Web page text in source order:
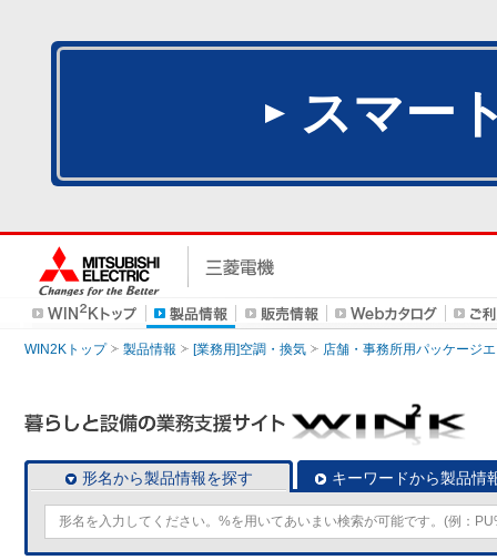
スマー
WIN2Kトップ 製品情報 [業務用]空調・換気 店舗・事務所用パッケージ
形名から製品情報を探す キーワードから製品情